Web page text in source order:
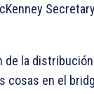
de la
cosas en el